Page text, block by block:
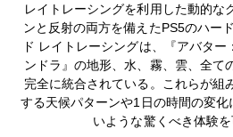
レイトレーシングを利用した動的な
ンと反射の両方を備えたPS5のハー
ド レイトレーシングは、『アバタ
ンドラ』の地形、水、霧、雲、全て
完全に統合されている。これらが組
する天候パターンや1日の時間の変
いような驚くべき体験を